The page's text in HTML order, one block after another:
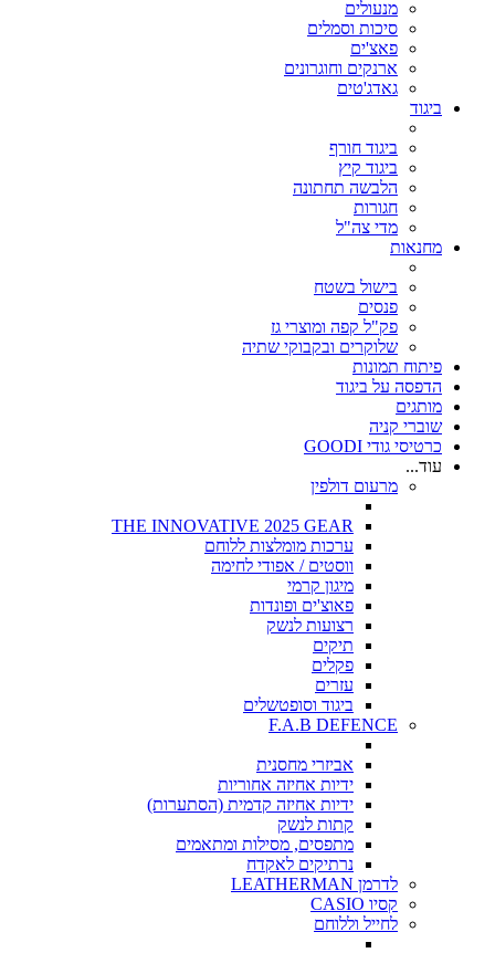
מנעולים
סיכות וסמלים
פאצ'ים
ארנקים וחוגרונים
גאדג'טים
ביגוד
ביגוד חורף
ביגוד קיץ
הלבשה תחתונה
חגורות
מדי צה"ל
מחנאות
בישול בשטח
פנסים
פק"ל קפה ומוצרי גז
שלוקרים ובקבוקי שתיה
פיתוח תמונות
הדפסה על ביגוד
מותגים
שוברי קניה
כרטיסי גודי GOODI
עוד...
מרעום דולפין
THE INNOVATIVE 2025 GEAR
ערכות מומלצות ללוחם
ווסטים / אפודי לחימה
מיגון קרמי
פאוצ'ים ופונדות
רצועות לנשק
תיקים
פקלים
עזרים
ביגוד וסופטשלים
F.A.B DEFENCE
אביזרי מחסנית
ידיות אחיזה אחוריות
ידיות אחיזה קדמית (הסתערות)
קתות לנשק
מתפסים, מסילות ומתאמים
נרתיקים לאקדח
לדרמן LEATHERMAN
קסיו CASIO
לחייל וללוחם